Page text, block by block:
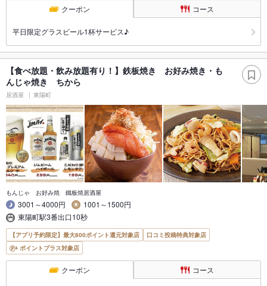
クーポン コース
平日限定グラスビール1杯サービス♪
【食べ放題・飲み放題有り！】鉄板焼き お好み焼き・も
んじゃ焼き ちから
居酒屋 東陽町
もんじゃ お好み焼 鐵板焼居酒屋
3001～4000円
1001～1500円
東陽町駅3番出口10秒
【アプリ予約限定】最大800ポイント還元対象店
口コミ投稿特典対象店
ポイントプラス対象店
クーポン コース